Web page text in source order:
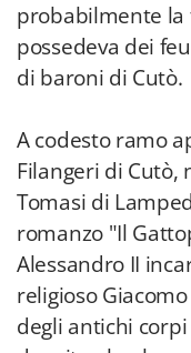
probabilmente la
possedeva dei
di baroni di Cutò.
A codesto ramo
Filangeri di Cutò,
Tomasi di
romanzo "Il
Alessandro II
religioso
degli antichi